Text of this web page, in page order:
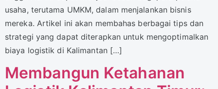
usaha, terutama UMKM, dalam menjalankan bisnis
mereka. Artikel ini akan membahas berbagai tips dan
strategi yang dapat diterapkan untuk mengoptimalkan
biaya logistik di Kalimantan […]
Membangun Ketahanan